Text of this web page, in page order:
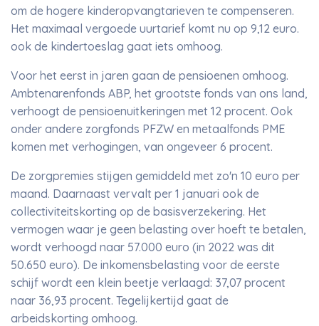
om de hogere kinderopvangtarieven te compenseren.
Het maximaal vergoede uurtarief komt nu op 9,12 euro.
ook de kindertoeslag gaat iets omhoog.
Voor het eerst in jaren gaan de pensioenen omhoog.
Ambtenarenfonds ABP, het grootste fonds van ons land,
verhoogt de pensioenuitkeringen met 12 procent. Ook
onder andere zorgfonds PFZW en metaalfonds PME
komen met verhogingen, van ongeveer 6 procent.
De zorgpremies stijgen gemiddeld met zo'n 10 euro per
maand. Daarnaast vervalt per 1 januari ook de
collectiviteitskorting op de basisverzekering. Het
vermogen waar je geen belasting over hoeft te betalen,
wordt verhoogd naar 57.000 euro (in 2022 was dit
50.650 euro). De inkomensbelasting voor de eerste
schijf wordt een klein beetje verlaagd: 37,07 procent
naar 36,93 procent. Tegelijkertijd gaat de
arbeidskorting omhoog.